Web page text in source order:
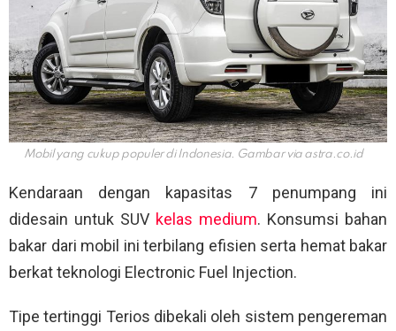
Mobil yang cukup populer di Indonesia. Gambar via astra.co.id
Kendaraan dengan kapasitas 7 penumpang ini
didesain untuk SUV kelas medium. Konsumsi bahan
bakar dari mobil ini terbilang efisien serta hemat bakar
berkat teknologi Electronic Fuel Injection.
Tipe tertinggi Terios dibekali oleh sistem pengereman